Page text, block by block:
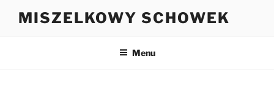
MISZELKOWY SCHOWEK
Menu